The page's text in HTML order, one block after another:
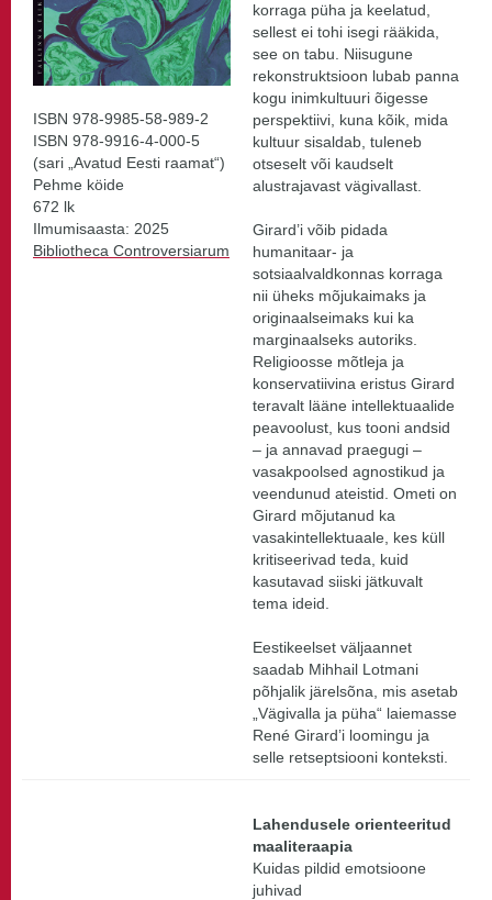
ISBN 978-9985-58-989-2
ISBN 978-9916-4-000-5
(sari „Avatud Eesti raamat“)
Pehme köide
672 lk
Ilmumisaasta: 2025
Bibliotheca Controversiarum
korraga püha ja keelatud,
sellest ei tohi isegi rääkida,
see on tabu. Niisugune
rekonstruktsioon lubab panna
kogu inimkultuuri õigesse
perspektiivi, kuna kõik, mida
kultuur sisaldab, tuleneb
otseselt või kaudselt
alustrajavast vägivallast.
Girard’i võib pidada
humanitaar- ja
sotsiaalvaldkonnas korraga
nii üheks mõjukaimaks ja
originaalseimaks kui ka
marginaalseks autoriks.
Religioosse mõtleja ja
konservatiivina eristus Girard
teravalt lääne intellektuaalide
peavoolust, kus tooni andsid
– ja annavad praegugi –
vasakpoolsed agnostikud ja
veendunud ateistid. Ometi on
Girard mõjutanud ka
vasakintellektuaale, kes küll
kritiseerivad teda, kuid
kasutavad siiski jätkuvalt
tema ideid.
Eestikeelset väljaannet
saadab Mihhail Lotmani
põhjalik järelsõna, mis asetab
„Vägivalla ja püha“ laiemasse
René Girard’i loomingu ja
selle retseptsiooni konteksti.
Lahendusele orienteeritud
maaliteraapia
Kuidas pildid emotsioone
juhivad